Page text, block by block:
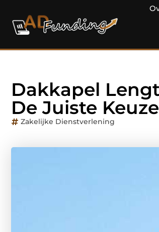
Dakkapel
De Juiste
Zakelijke Dienstverlening